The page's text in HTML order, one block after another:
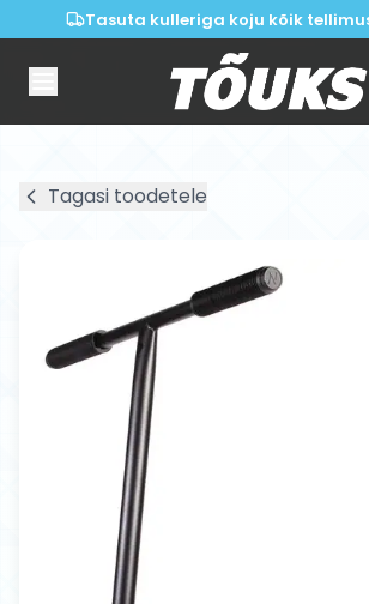
Tasuta kulleriga koju kõik
Tagasi toodetele